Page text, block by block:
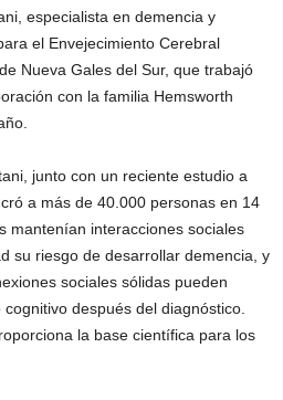
especialista en demencia y
el Envejecimiento Cerebral
Nueva Gales del Sur, que trabajó
con la familia Hemsworth
junto con un reciente estudio a
a más de 40.000 personas en 14
mantenían interacciones sociales
su riesgo de desarrollar demencia, y
sociales sólidas pueden
después del diagnóstico.
la base científica para los